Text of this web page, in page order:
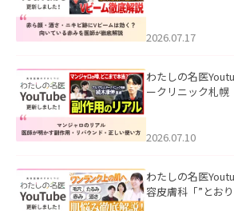
した。
2026.07.17
わたしの名医
ークリニック札幌
た。
2026.07.10
わたしの名医
容皮膚科「”とお